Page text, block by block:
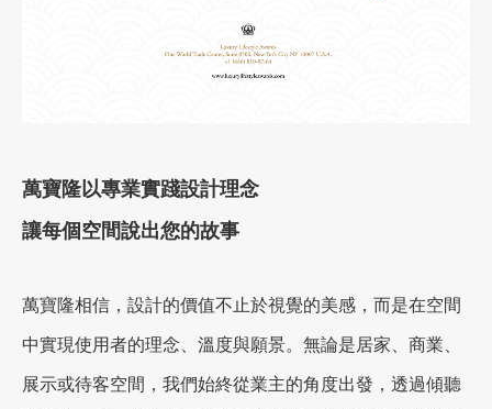
萬寶隆以專業實踐設計理念
讓每個空間說出您的故事
萬寶隆相信，設計的價值不止於視覺的美感，而是在空間
中實現使用者的理念、溫度與願景。無論是居家、商業、
展示或待客空間，我們始終從業主的角度出發，透過傾聽